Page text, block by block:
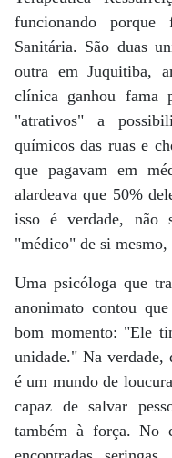
funcionando
Sanitária. São duas
outra em Juquitiba,
clínica ganhou fama
"atrativos" a
químicos das ruas e
que pagavam em
alardeava que 50%
isso é verdade, não
"médico" de si mesmo,
Uma psicóloga que
anonimato contou
bom momento: "Ele
unidade." Na verdade,
é um mundo de
capaz de salvar
também à força. No